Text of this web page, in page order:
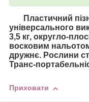
Пластичний
універсального
3,5 кг, округло-
восковим
дружнє. Рослини
Транс-
Приховати